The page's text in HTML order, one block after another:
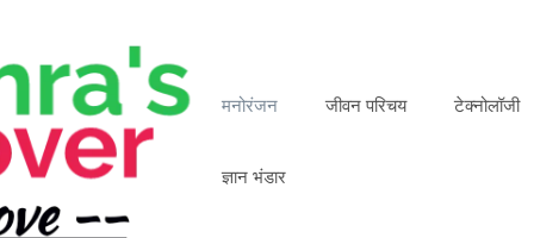
मनोरंजन जीवन परिचय टेक्नोलॉजी
ज्ञान भंडार